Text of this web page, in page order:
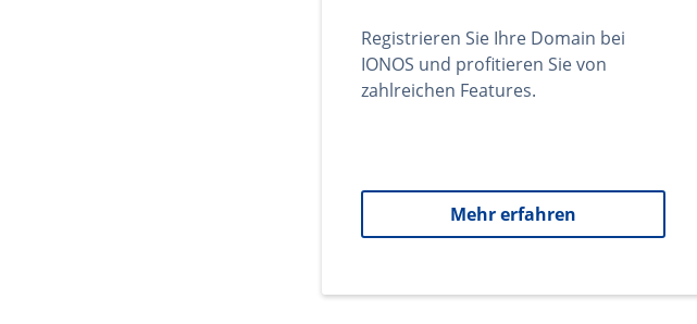
Registrieren Sie Ihre Domain bei
IONOS und profitieren Sie von
zahlreichen Features.
Mehr erfahren